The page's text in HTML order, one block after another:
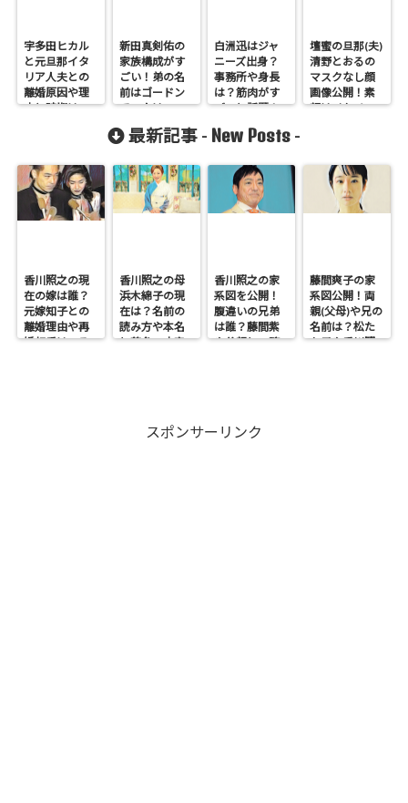
宇多田ヒカル
と元旦那イタ
リア人夫との
離婚原因や理
由と時期はい
新田真剣佑の
家族構成がす
ごい！弟の名
前はゴードン
で二人はハー
白洲迅はジャ
ニーズ出身？
事務所や身長
は？筋肉がす
ごいと話題！
壇蜜の旦那(夫)
清野とおるの
マスクなし顔
画像公開！素
顔はイケメ
最新記事 - New Posts -
香川照之の現
在の嫁は誰？
元嫁知子との
離婚理由や再
婚相手はいる
香川照之の母
浜木綿子の現
在は？名前の
読み方や本名
と芸名の由来
香川照之の家
系図を公開！
腹違いの兄弟
は誰？藤間紫
や父親との確
藤間爽子の家
系図公開！両
親(父母)や兄の
名前は？松た
か子や香川照
スポンサーリンク